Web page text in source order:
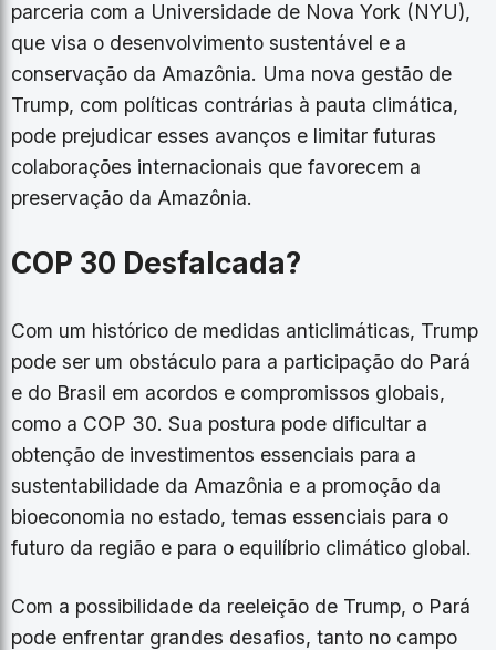
parceria com a Universidade de Nova York (NYU),
que visa o desenvolvimento sustentável e a
conservação da Amazônia. Uma nova gestão de
Trump, com políticas contrárias à pauta climática,
pode prejudicar esses avanços e limitar futuras
colaborações internacionais que favorecem a
preservação da Amazônia.
COP 30 Desfalcada?
Com um histórico de medidas anticlimáticas, Trump
pode ser um obstáculo para a participação do Pará
e do Brasil em acordos e compromissos globais,
como a COP 30. Sua postura pode dificultar a
obtenção de investimentos essenciais para a
sustentabilidade da Amazônia e a promoção da
bioeconomia no estado, temas essenciais para o
futuro da região e para o equilíbrio climático global.
Com a possibilidade da reeleição de Trump, o Pará
pode enfrentar grandes desafios, tanto no campo